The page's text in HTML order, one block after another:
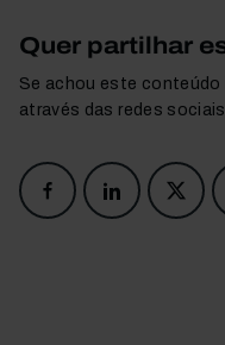
Quer partilhar
Se achou este
através das redes